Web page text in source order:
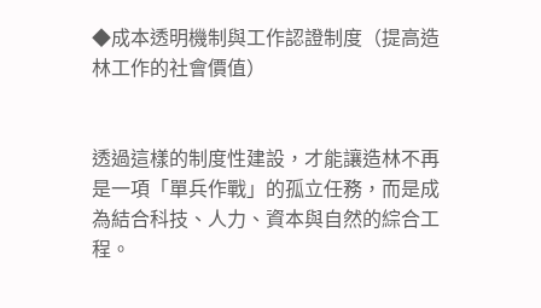
◆成本透明機制與工作認證制度（提高造
林工作的社會價值）
透過這樣的制度性建設，才能讓造林不再
是一項「單兵作戰」的孤立任務，而是成
為結合科技、人力、資本與自然的綜合工
程。